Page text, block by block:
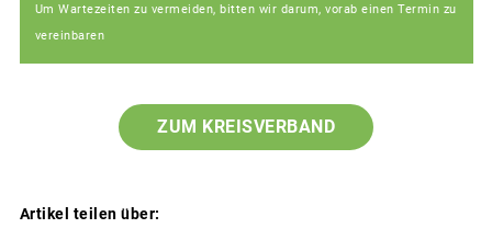
Um Wartezeiten zu vermeiden, bitten wir darum, vorab einen Termin zu
vereinbaren
ZUM KREISVERBAND
Artikel teilen über: